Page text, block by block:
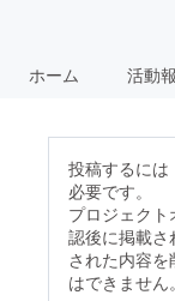
ホーム 活動
投稿するには
必要です。
プロジェク
認後に掲載
された内容を
はできません。